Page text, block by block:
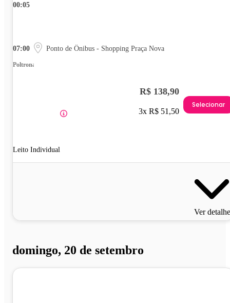
00:05
07:00 Ponto de Ônibus - Shopping Praça Nova
Poltrona
Leito Individual
R$ 138,90
3x R$ 51,50
Selecionar
Ver
domingo, 20 de setembro